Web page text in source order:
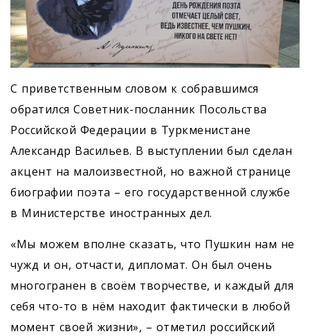
С приветственным словом к собравшимся
обратился Советник-посланник Посольства
Российской Федерации в Туркменистане
Александр Васильев. В выступлении был сделан
акцент на малоизвестной, но важной странице
биографии поэта – его государственной службе
в Министерстве иностранных дел.
«Мы можем вполне сказать, что Пушкин нам не
чужд и он, отчасти, дипломат. Он был очень
многогранен в своём творчестве, и каждый для
себя что-то в нём находит фактически в любой
момент своей жизни», – отметил российский